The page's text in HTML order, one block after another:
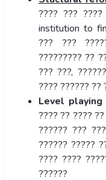
???? ???
institution to
??? ???
????????? ??
??? ???,
???? ?????? ??
Level
???? ?? ????
?????? ???
?????? ?????
???? ????
??????